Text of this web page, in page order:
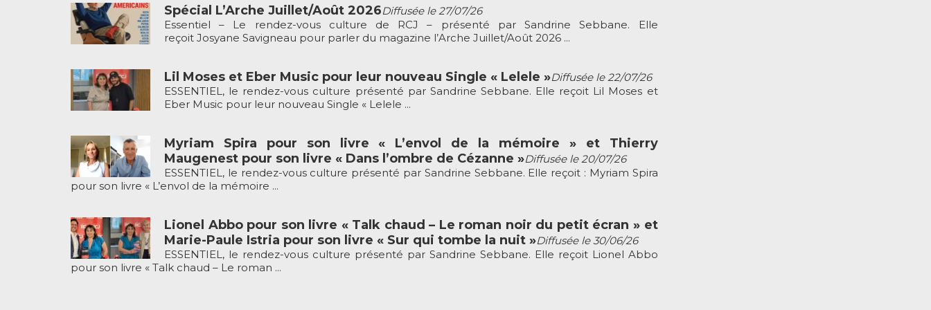
Spécial L’Arche Juillet/Août 2026Diffusée le 27/07/26
Essentiel – Le rendez-vous culture de RCJ – présenté par Sandrine Sebbane. Elle
reçoit Josyane Savigneau pour parler du magazine l’Arche Juillet/Août 2026 ...
Lil Moses et Eber Music pour leur nouveau Single « Lelele »Diffusée le 22/07/26
ESSENTIEL, le rendez-vous culture présenté par Sandrine Sebbane. Elle reçoit Lil Moses et
Eber Music pour leur nouveau Single « Lelele ...
Myriam Spira pour son livre « L’envol de la mémoire » et Thierry
Maugenest pour son livre « Dans l’ombre de Cézanne »Diffusée le 20/07/26
ESSENTIEL, le rendez-vous culture présenté par Sandrine Sebbane. Elle reçoit : Myriam Spira
pour son livre « L’envol de la mémoire ...
Lionel Abbo pour son livre « Talk chaud – Le roman noir du petit écran » et
Marie-Paule Istria pour son livre « Sur qui tombe la nuit »Diffusée le 30/06/26
ESSENTIEL, le rendez-vous culture présenté par Sandrine Sebbane. Elle reçoit Lionel Abbo
pour son livre « Talk chaud – Le roman ...